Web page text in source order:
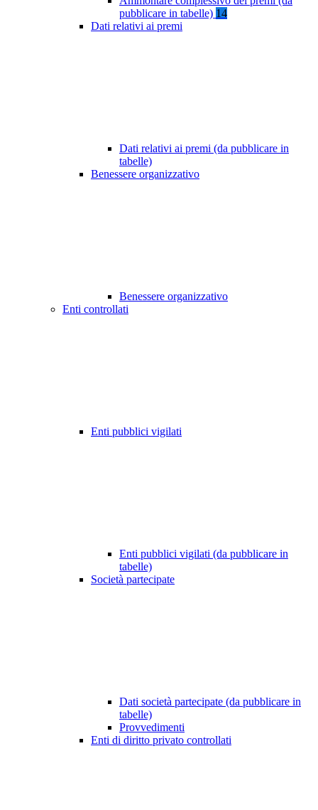
pubblicare in tabelle) 14
Dati relativi ai premi
Dati relativi ai premi (da pubblicare in
tabelle)
Benessere organizzativo
Benessere organizzativo
Enti controllati
Enti pubblici vigilati
Enti pubblici vigilati (da pubblicare in
tabelle)
Società partecipate
Dati società partecipate (da pubblicare in
tabelle)
Provvedimenti
Enti di diritto privato controllati